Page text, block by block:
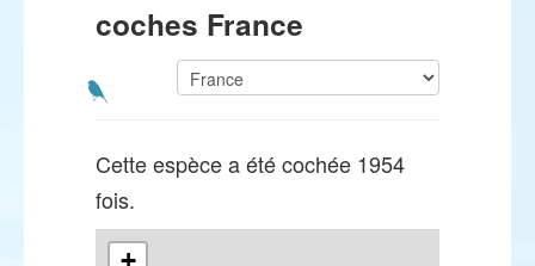
coches France
Cette espèce a été cochée 1954
fois.